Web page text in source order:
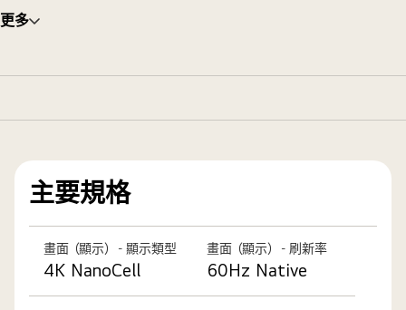
更多
主要規格
畫面（顯示） - 顯示類型
4K NanoCell
畫面（顯示） - 刷新率
60Hz Native